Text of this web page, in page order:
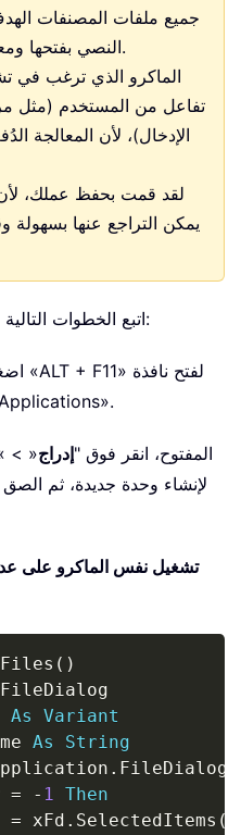
جميع ملفات المصنفات
النصي بفتحها ومعالجتها تلقائيًا حسب الحاجة.
الماكرو الذي ترغب في
تفاعل من المستخدم (مثل
الإدخال)، لأن المعالجة
لقد قمت بحفظ عملك، لأن
يمكن التراجع عنها بسهولة
اتبع الخطوات التالية لتطبيق ماكرو عبر عدة مصنفات:
2. في محرر VBA المفتوح، انقر فوق "إدراج> »
لإنشاء وحدة جديدة، ثم
( )
FileDialog
As
Variant
As
String
. FileDialog
= - 1 Then
= xFd . SelectedItems (